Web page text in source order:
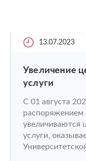
13.07.2023
Увеличение
услуги
С 01 августа
увеличиваются
услуги,